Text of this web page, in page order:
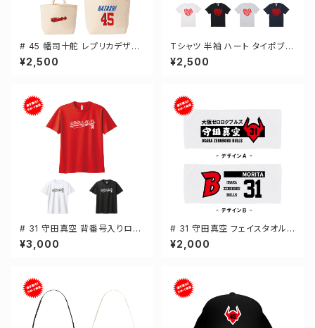
# 45 幡司十舵 レプリカデザイ
ン 選手還元 キャンバストートバ
ッグ 2カラー MLサイズ 00077
¥2,500
Tシャツ 半袖 ハート タイポブラ
フィー 4カラー ゼロクロ ゼロロ
ククロージング S-XXXLサイズ
¥2,500
# 31 守田真空 背番号入りロゴ
ドライTシャツ 半袖 選手還元 3
カラー S-5Lサイズ 000300
¥3,000
# 31 守田真空 フェイスタオル
選手還元 2デザイン FT0144
¥2,000